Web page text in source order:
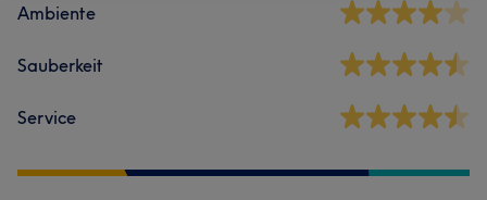
Ambiente
Sauberkeit
Service